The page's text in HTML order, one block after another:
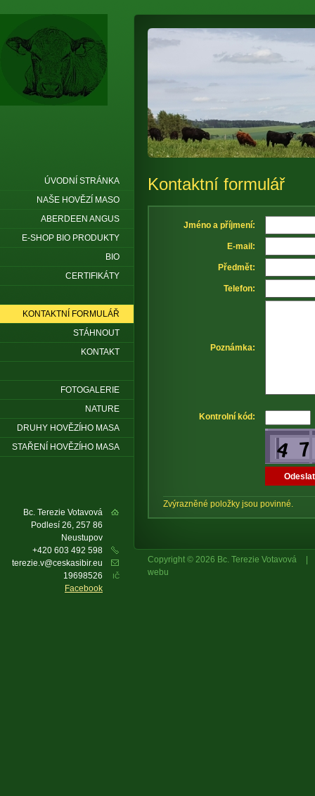
Kontaktní formulář
Jméno a příjmení:
E-mail:
Předmět:
Telefon:
Poznámka:
Kontrolní kód:
Zvýrazněné položky jsou povinné.
ÚVODNÍ STRÁNKA
NAŠE HOVĚZÍ MASO
ABERDEEN ANGUS
E-SHOP BIO PRODUKTY
BIO
CERTIFIKÁTY
KONTAKTNÍ FORMULÁŘ
STÁHNOUT
KONTAKT
FOTOGALERIE
NATURE
DRUHY HOVĚZÍHO MASA
STAŘENÍ HOVĚZÍHO MASA
Bc. Terezie Votavová
Podlesí 26, 257 86
Neustupov
+420 603 492 598
terezie.v@ceskasibir.eu
IČ
19698526
Facebook
Copyright © 2026 Bc. Terezie Votavová
webu